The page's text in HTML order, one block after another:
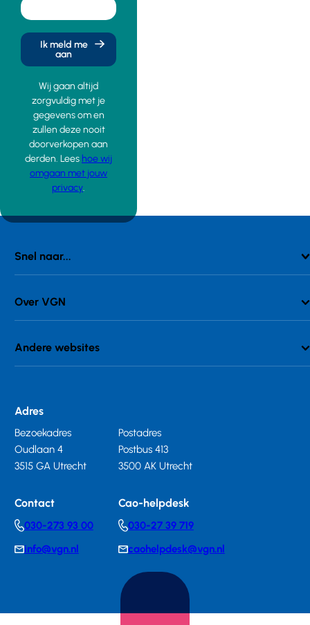
Ik meld me
aan
Wij gaan altijd
zorgvuldig met je
gegevens om en
zullen deze nooit
doorverkopen aan
derden. Lees hoe wij
omgaan met jouw
privacy.
Snel naar...
Over VGN
Andere websites
Adres
Bezoekadres
Oudlaan 4
3515 GA Utrecht
Postadres
Postbus 413
3500 AK Utrecht
Contact
Telephonenumber
030-273 93 00
E-info@vgn.nl
Cao-helpdesk
Telephonenumber
030-27 39 719
E-caohelpdesk@vgn.nl